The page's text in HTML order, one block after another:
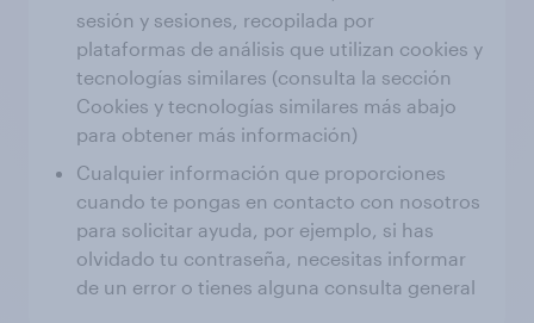
sesión y sesiones, recopilada por
plataformas de análisis que utilizan cookies y
tecnologías similares (consulta la sección
Cookies y tecnologías similares más abajo
para obtener más información)
Cualquier información que proporciones
cuando te pongas en contacto con nosotros
para solicitar ayuda, por ejemplo, si has
olvidado tu contraseña, necesitas informar
de un error o tienes alguna consulta general